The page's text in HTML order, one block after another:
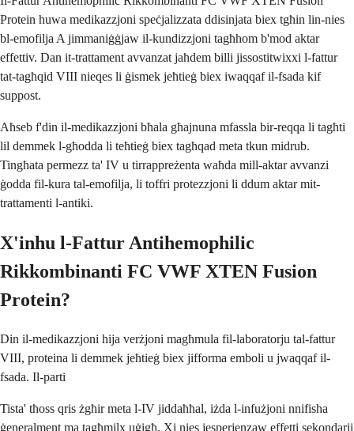
Protein huwa medikazzjoni speċjalizzata ddisinjata biex tgħin lin-nies
bl-emofilja A jimmaniġġjaw il-kundizzjoni tagħhom b'mod aktar
effettiv. Dan it-trattament avvanzat jaħdem billi jissostitwixxi l-fattur
tat-tagħqid VIII nieqes li ġismek jeħtieġ biex iwaqqaf il-fsada kif
suppost.
Aħseb f'din il-medikazzjoni bħala għajnuna mfassla bir-reqqa li tagħti
lil demmek l-għodda li teħtieġ biex tagħqad meta tkun midrub.
Tingħata permezz ta' IV u tirrappreżenta waħda mill-aktar avvanzi
ġodda fil-kura tal-emofilja, li toffri protezzjoni li ddum aktar mit-
trattamenti l-antiki.
X'inhu l-Fattur Antihemophilic
Rikkombinanti FC VWF XTEN Fusion
Protein?
Din il-medikazzjoni hija verżjoni magħmula fil-laboratorju tal-fattur
VIII, proteina li demmek jeħtieġ biex jifforma emboli u jwaqqaf il-
fsada. Il-parti
Tista' tħoss qris żgħir meta l-IV jiddaħħal, iżda l-infużjoni nnifisha
ġeneralment ma tagħmilx uġigħ. Xi nies jesperjenzaw effetti sekondarji